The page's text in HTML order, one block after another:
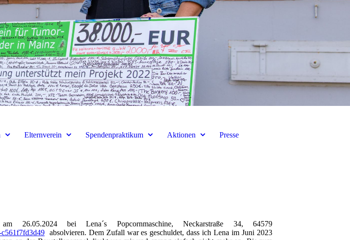
Elternverein Spendenpraktikum Aktionen Presse
26.05.2024 bei Lena´s Popcornmaschine, Neckarstraße 34, 64579
c561f7fd3d49absolvieren. Dem Zufall war es geschuldet, dass ich Lena im Juni 2023